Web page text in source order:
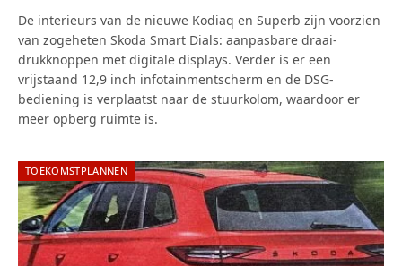
De interieurs van de nieuwe Kodiaq en Superb zijn voorzien
van zogeheten Skoda Smart Dials: aanpasbare draai-
drukknoppen met digitale displays. Verder is er een
vrijstaand 12,9 inch infotainmentscherm en de DSG-
bediening is verplaatst naar de stuurkolom, waardoor er
meer opberg ruimte is.
TOEKOMSTPLANNEN